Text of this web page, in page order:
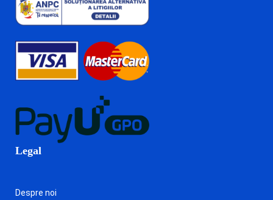
Legal
Despre noi